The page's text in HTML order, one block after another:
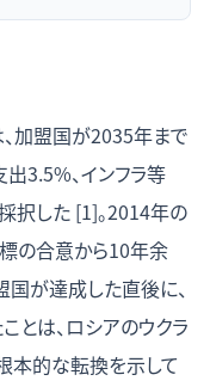
加盟国が2035年まで
3.5%、インフラ等
択した [1]。2014年の
の合意から10年余
国が達成した直後に、
とは、ロシアのウクラ
本的な転換を示して